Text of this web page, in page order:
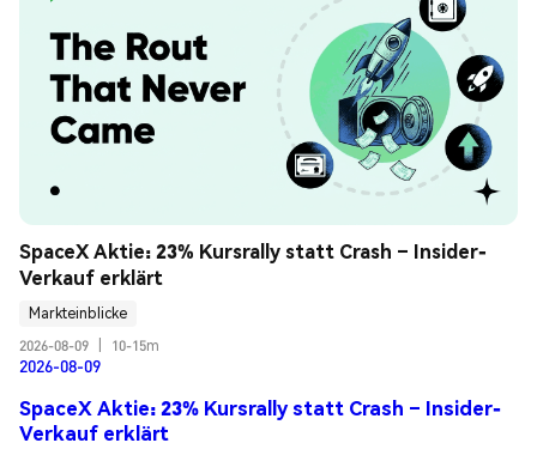
SpaceX Aktie: 23% Kursrally statt Crash – Insider-
Verkauf erklärt
Markteinblicke
2026-08-09
10-15m
2026-08-09
SpaceX Aktie: 23% Kursrally statt Crash – Insider-
Verkauf erklärt